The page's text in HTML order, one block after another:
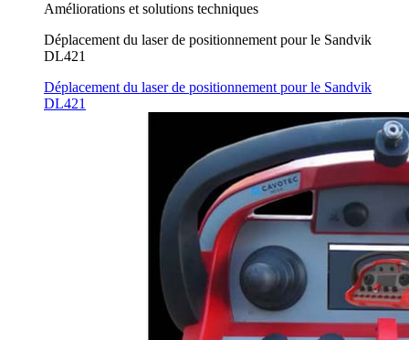
Améliorations et solutions techniques
Déplacement du laser de positionnement pour le Sandvik
DL421
Déplacement du laser de positionnement pour le Sandvik
DL421